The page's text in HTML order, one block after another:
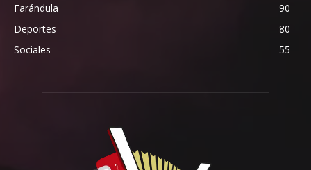
Farándula
90
Deportes
80
Sociales
55